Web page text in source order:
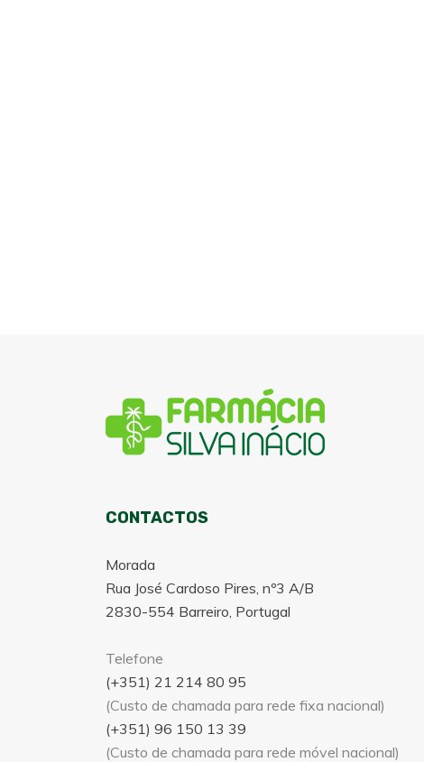
CONTACTOS
Morada
Rua José Cardoso Pires, nº3 A/B
2830-554 Barreiro, Portugal
Telefone
(+351) 21 214 80 95
(Custo de chamada para rede fixa nacional)
(+351) 96 150 13 39
(Custo de chamada para rede móvel nacional)